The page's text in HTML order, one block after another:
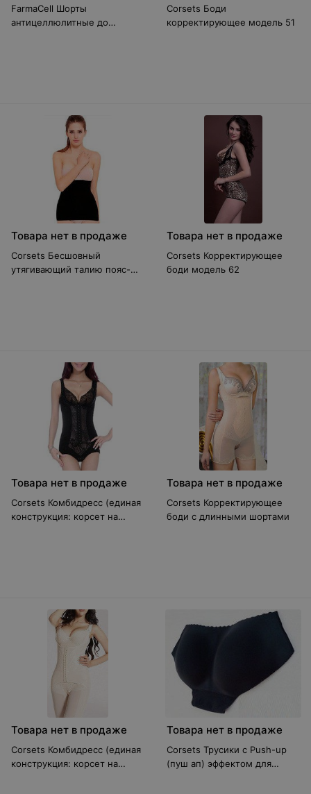
FarmaCell Шорты
антицеллюлитные до
Corsets Боди
корректирующее модель 51
Товара нет в продаже
Corsets Бесшовный
утягивающий талию пояс-
Товара нет в продаже
Corsets Корректирующее
боди модель 62
Товара нет в продаже
Corsets Комбидресс (единая
конструкция: корсет на
Товара нет в продаже
Corsets Корректирующее
боди с длинными шортами
Товара нет в продаже
Corsets Комбидресс (единая
конструкция: корсет на
Товара нет в продаже
Corsets Трусики с Push-up
(пуш ап) эффектом для